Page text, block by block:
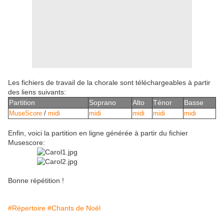
Les fichiers de travail de la chorale sont téléchargeables à partir
des liens suivants:
Partition
Soprano Alto Ténor Basse
MuseScore / midi midi midi midi midi
Enfin, voici la partition en ligne générée à partir du fichier
Musescore:
Bonne répétition !
#Répertoire #Chants de Noël